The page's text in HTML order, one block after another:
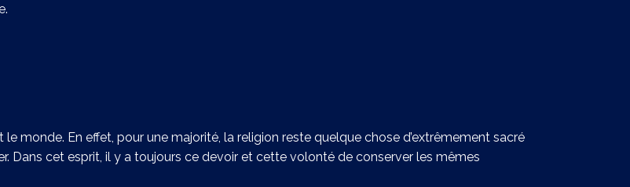
monde. En effet, pour une majorité, la religion reste quelque chose d’extrêmement sacré
Dans cet esprit, il y a toujours ce devoir et cette volonté de conserver les mêmes